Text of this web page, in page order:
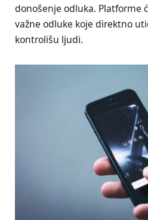
donošenje odluka. Platforme
važne odluke koje direktno
kontrolišu ljudi.